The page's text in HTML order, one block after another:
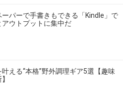
ーパーで手書きもできる「Kindle」で
アウトプットに集中だ
える“本格”野外調理ギア5選【趣味